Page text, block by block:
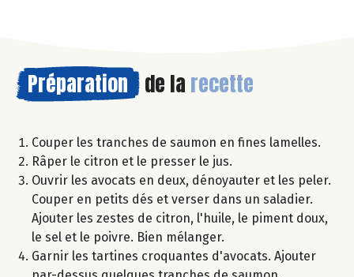
Préparation de la recette
Couper les tranches de saumon en fines lamelles.
Râper le citron et le presser le jus.
Ouvrir les avocats en deux, dénoyauter et les peler.
Couper en petits dés et verser dans un saladier.
Ajouter les zestes de citron, l'huile, le piment doux,
le sel et le poivre. Bien mélanger.
Garnir les tartines croquantes d'avocats. Ajouter